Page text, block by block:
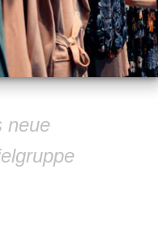
neue